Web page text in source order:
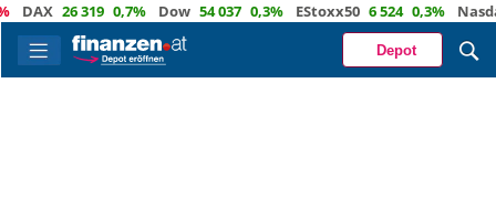
DAX 26 319 0,7% Dow 54 037 0,3% EStoxx50 6 524 0,3% Nasdaq
Depot